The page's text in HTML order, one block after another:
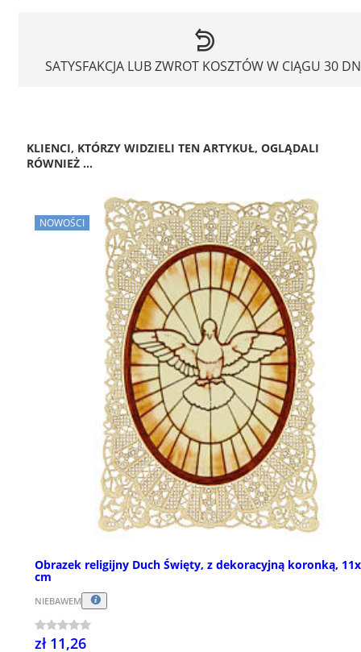
SATYSFAKCJA LUB ZWROT KOSZTÓW W CIĄGU 30
KLIENCI, KTÓRZY WIDZIELI TEN ARTYKUŁ, OGLĄDALI
RÓWNIEŻ ...
NOWOŚCI
Obrazek religijny Duch Święty, z dekoracyjną koronką,
cm
NIEBAWEM
zł 11,26